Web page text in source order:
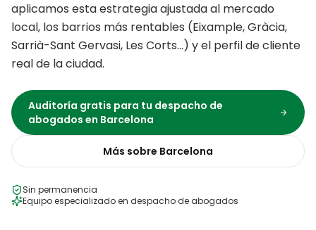
aplicamos esta estrategia ajustada al mercado
local, los barrios más rentables (Eixample, Gràcia,
Sarrià-Sant Gervasi, Les Corts…) y el perfil de cliente
real de la ciudad.
Auditoría gratis para tu despacho de
abogados en Barcelona
Más sobre Barcelona
Sin permanencia
Equipo especializado en despacho de abogados